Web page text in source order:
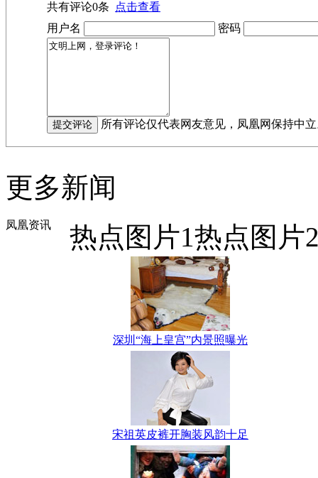
共有评论0条
点击查看
用户名
密码
所有评论仅代表网友意见，凤凰网保持中
更多新闻
凤凰资讯 热点图片1热点图片
深圳“海上皇宫”内景照曝光
宋祖英皮裤开胸装风韵十足